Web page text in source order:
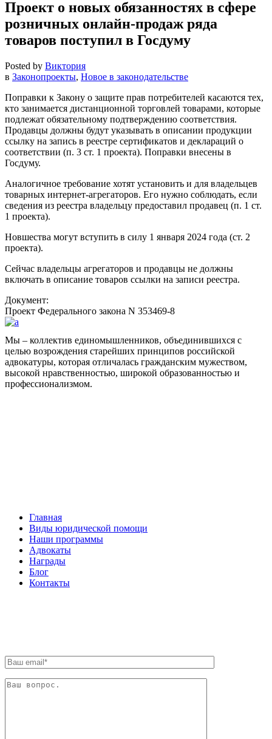
Проект о новых обязанностях в сфере
розничных онлайн-продаж ряда
товаров поступил в Госдуму
Posted by Виктория
в Законопроекты, Новое в законодательстве
Поправки к Закону о защите прав потребителей касаются тех,
кто занимается дистанционной торговлей товарами, которые
подлежат обязательному подтверждению соответствия.
Продавцы должны будут указывать в описании продукции
ссылку на запись в реестре сертификатов и деклараций о
соответствии (п. 3 ст. 1 проекта). Поправки внесены в
Госдуму.
Аналогичное требование хотят установить и для владельцев
товарных интернет-агрегаторов. Его нужно соблюдать, если
сведения из реестра владельцу предоставил продавец (п. 1 ст.
1 проекта).
Новшества могут вступить в силу 1 января 2024 года (ст. 2
проекта).
Сейчас владельцы агрегаторов и продавцы не должны
включать в описание товаров ссылки на записи реестра.
Документ:
Проект Федерального закона N 353469-8
Мы – коллектив единомышленников, объединившихся с
целью возрождения старейших принципов российской
адвокатуры, которая отличалась гражданским мужеством,
высокой нравственностью, широкой образованностью и
профессионализмом.
Главная
Виды юридической помощи
Наши программы
Адвокаты
Награды
Блог
Контакты